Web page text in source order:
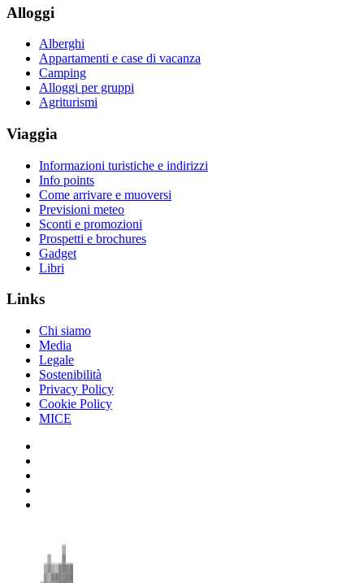
Alloggi
Alberghi
Appartamenti e case di vacanza
Camping
Alloggi per gruppi
Agriturismi
Viaggia
Informazioni turistiche e indirizzi
Info points
Come arrivare e muoversi
Previsioni meteo
Sconti e promozioni
Prospetti e brochures
Gadget
Libri
Links
Chi siamo
Media
Legale
Sostenibilità
Privacy Policy
Cookie Policy
MICE